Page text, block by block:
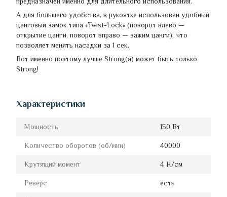
А для большего удобства, в рукоятке использован удобный
цанговый замок типа «Twist-Lock» (поворот влево —
открытие цанги, поворот вправо — зажим цанги), что
позволяет менять насадки за 1 сек.
Вот именно поэтому лучше Strong(а) может быть только
Strong!
Характеристики
Мощность 150 Вт
Количество оборотов (об/мин) 40000
Крутящий момент 4 Н/см
Реверс есть